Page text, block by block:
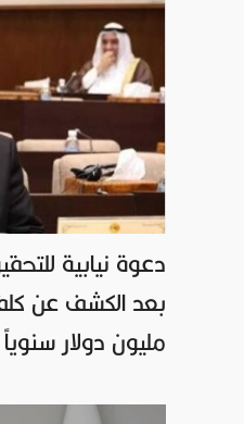
دعوة نيابية
مليون دولار سنوياً